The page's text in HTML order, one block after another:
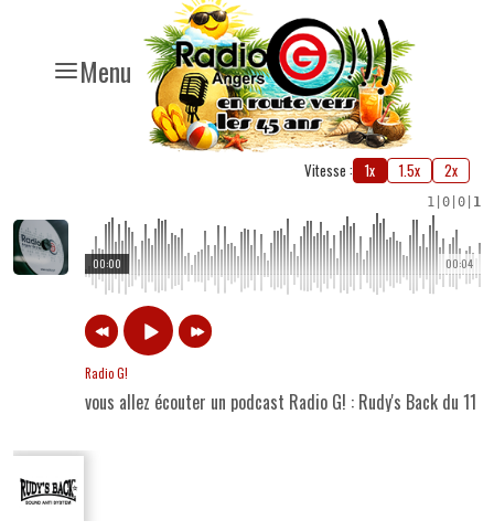
Menu
Vitesse : 1x 1.5x 2x
1 0 0 1
00:04
00:00
Radio G!
vous allez écouter un podcast Radio G! : Rudy's Back du 11